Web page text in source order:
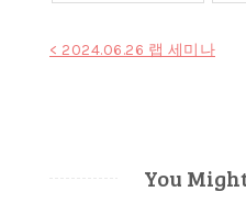
< 2024.06.26 랩 세미나
You